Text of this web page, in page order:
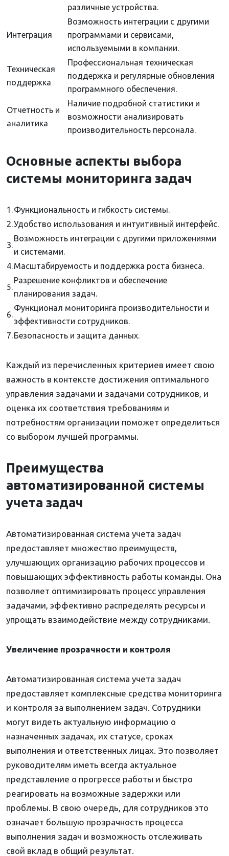
различные устройства.
Интеграция
Возможность интеграции с другими
программами и сервисами,
используемыми в компании.
Техническая
поддержка
Профессиональная техническая
поддержка и регулярные обновления
программного обеспечения.
Отчетность и
аналитика
Наличие подробной статистики и
возможности анализировать
производительность персонала.
Основные аспекты выбора
системы мониторинга задач
1.Функциональность и гибкость системы.
2.Удобство использования и интуитивный интерфейс.
3.
Возможность интеграции с другими приложениями
и системами.
4.Масштабируемость и поддержка роста бизнеса.
5.
Разрешение конфликтов и обеспечение
планирования задач.
6.
Функционал мониторинга производительности и
эффективности сотрудников.
7.Безопасность и защита данных.
Каждый из перечисленных критериев имеет свою
важность в контексте достижения оптимального
управления задачами и задачами сотрудников, и
оценка их соответствия требованиям и
потребностям организации поможет определиться
со выбором лучшей программы.
Преимущества
автоматизированной системы
учета задач
Автоматизированная система учета задач
предоставляет множество преимуществ,
улучшающих организацию рабочих процессов и
повышающих эффективность работы команды. Она
позволяет оптимизировать процесс управления
задачами, эффективно распределять ресурсы и
упрощать взаимодействие между сотрудниками.
Увеличение прозрачности и контроля
Автоматизированная система учета задач
предоставляет комплексные средства мониторинга
и контроля за выполнением задач. Сотрудники
могут видеть актуальную информацию о
назначенных задачах, их статусе, сроках
выполнения и ответственных лицах. Это позволяет
руководителям иметь всегда актуальное
представление о прогрессе работы и быстро
реагировать на возможные задержки или
проблемы. В свою очередь, для сотрудников это
означает большую прозрачность процесса
выполнения задач и возможность отслеживать
свой вклад в общий результат.